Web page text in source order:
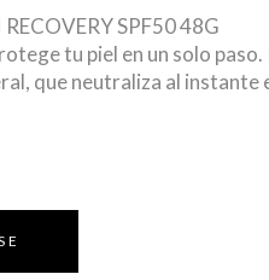
1,350.00.
IS:
$
SPF50 48G
tu piel en un solo
que neutraliza al instante